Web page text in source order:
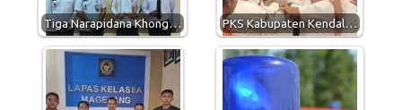
p
m
k
Tiga Narapidana Khong… PKS Kabupaten Kendal…